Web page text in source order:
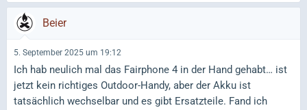
Beier
5. September 2025 um 19:12
Ich hab neulich mal das Fairphone 4 in der Hand gehabt… ist
jetzt kein richtiges Outdoor-Handy, aber der Akku ist
tatsächlich wechselbar und es gibt Ersatzteile. Fand ich